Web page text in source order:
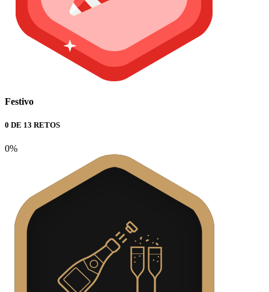
Festivo
0 DE 13 RETOS
0%